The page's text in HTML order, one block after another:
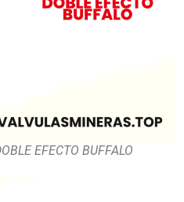
EFECTO BUFFALO